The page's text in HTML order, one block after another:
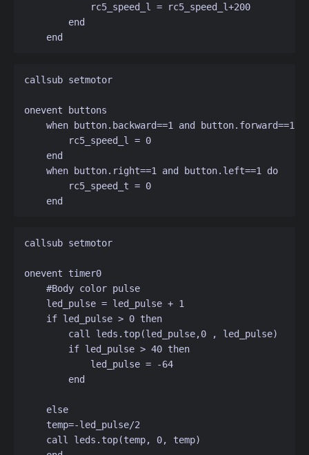
            rc5_speed_l = rc5_speed_l+200
        end
callsub setmotor
onevent buttons
when button.backward==1 and button.forward==1
        rc5_speed_l = 0
    end
    when button.right==1 and button.left==1 do
        rc5_speed_t = 0
callsub setmotor
onevent timer0
    #Body color pulse
    led_pulse = led_pulse + 1
    if led_pulse > 0 then
        call leds.top(led_pulse,0 , led_pulse)
        if led_pulse > 40 then
            led_pulse = -64
        end
    else
    temp=-led_pulse/2
    call leds.top(temp, 0, temp)